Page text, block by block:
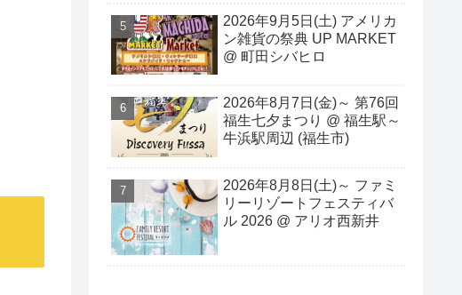
2026年9月5日(土) アメリカ
ン雑貨の祭典 UP MARKET
@ 町田シバヒロ
2026年8月7日(金)～ 第76回
福生七夕まつり @ 福生駅～
牛浜駅周辺 (福生市)
2026年8⽉8⽇(⼟)～ ファミ
リーリゾートフェスティバ
ル 2026 @ アリオ西新井